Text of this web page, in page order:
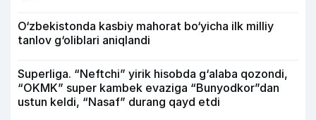
O‘zbekistonda kasbiy mahorat bo‘yicha ilk milliy
tanlov g‘oliblari aniqlandi
Superliga. “Neftchi” yirik hisobda g‘alaba qozondi,
“OKMK” super kambek evaziga “Bunyodkor”dan
ustun keldi, “Nasaf” durang qayd etdi